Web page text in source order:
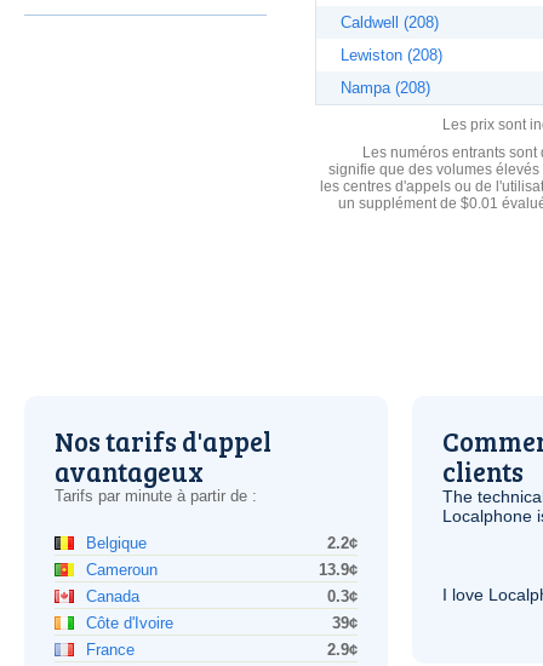
Caldwell (208)
Lewiston (208)
Nampa (208)
Les prix sont
Les numéros entrants
signifie que des volumes
les centres d'appels ou de
un supplément de $0.01
Nos tarifs d'appel
avantageux
Tarifs par minute à partir de :
Belgique
2.2¢
Cameroun
13.9¢
Canada
0.3¢
Côte d'Ivoire
39¢
France
2.9¢
clients
The
Localphone
I love